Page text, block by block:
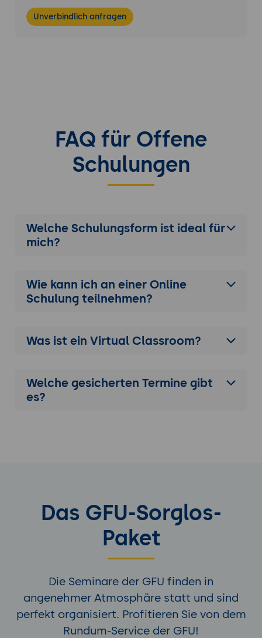
Unverbindlich anfragen
FAQ für Offene
Schulungen
Welche Schulungsform ist ideal für
mich?
Wie kann ich an einer Online
Schulung teilnehmen?
Was ist ein Virtual Classroom?
Welche gesicherten Termine gibt
es?
Das GFU-Sorglos-
Paket
Die Seminare der GFU finden in
angenehmer Atmosphäre statt und sind
perfekt organisiert. Profitieren Sie von dem
Rundum-Service der GFU!